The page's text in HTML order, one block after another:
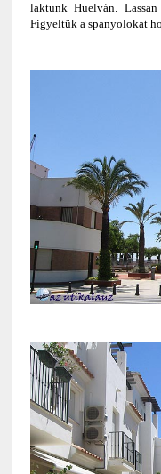
laktunk Huelván.
Figyeltük a spanyolokat